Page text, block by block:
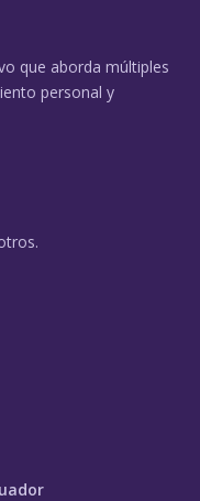
que aborda múltiples
personal y